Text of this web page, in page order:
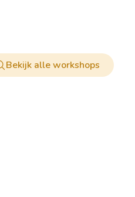
Bekijk alle workshops